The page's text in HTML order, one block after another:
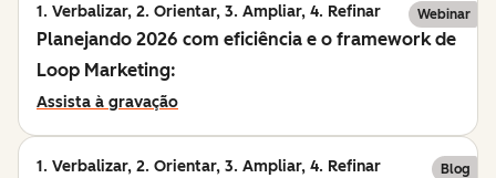
1. Verbalizar, 2. Orientar, 3. Ampliar, 4. Refinar Webinar
Planejando 2026 com eficiência e o framework de
Loop Marketing:
Assista à gravação
1. Verbalizar, 2. Orientar, 3. Ampliar, 4. Refinar Blog